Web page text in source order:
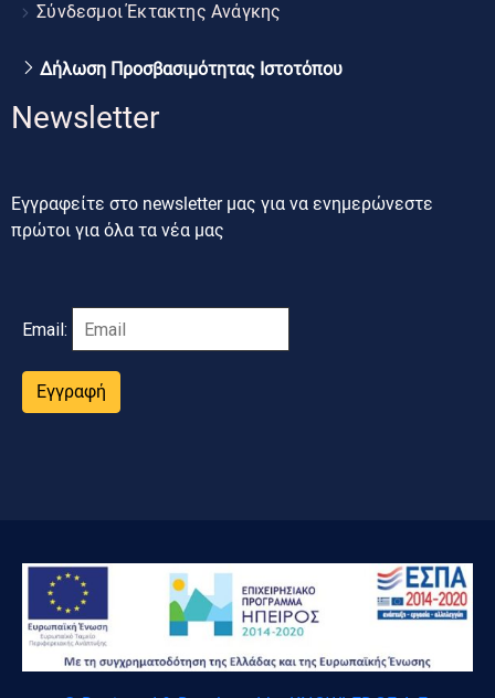
Σύνδεσμοι Έκτακτης Ανάγκης
Δήλωση Προσβασιμότητας Ιστοτόπου
Newsletter
Εγγραφείτε στο newsletter μας για να ενημερώνεστε
πρώτοι για όλα τα νέα μας
Email:
Εγγραφή